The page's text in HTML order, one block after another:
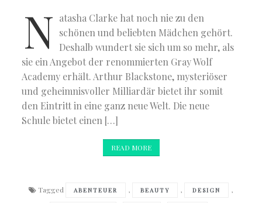
N atasha Clarke hat noch nie zu den
schönen und beliebten Mädchen gehört.
Deshalb wundert sie sich um so mehr, als
sie ein Angebot der renommierten Gray Wolf
Academy erhält. Arthur Blackstone, mysteriöser
und geheimnisvoller Milliardär bietet ihr somit
den Eintritt in eine ganz neue Welt. Die neue
Schule bietet einen […]
READ MORE
Tagged ABENTEUER , BEAUTY , DESIGN ,